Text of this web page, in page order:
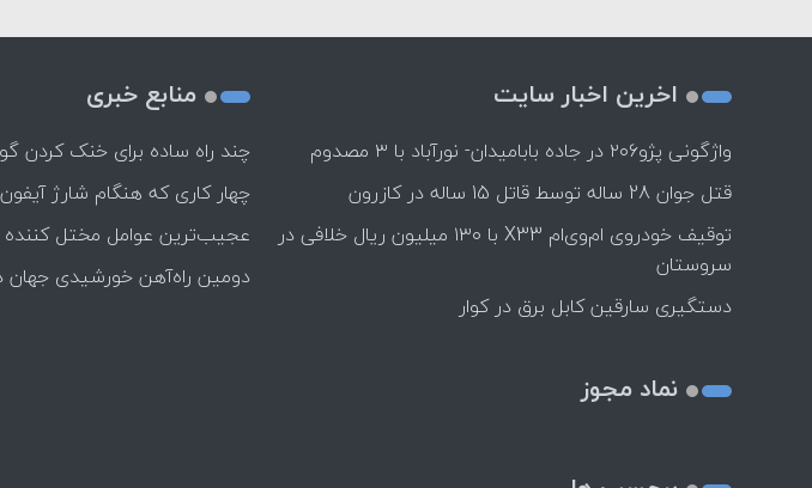
اخرین اخبار سایت
واژگونی پژو۲۰۶ در جاده بابامیدان- نورآباد با ۳ مصدوم
قتل جوان 28 ساله توسط قاتل 15 ساله در کازرون
توقیف خودروی ام‌وی‌ام X33 با ۱۳۰ میلیون ریال خلافی در
سروستان
دستگیری سارقین کابل برق در کوار
نماد مجوز
منابع خبری
چند راه‌ ساده برای خنک کردن
چهار کاری که هنگام شارژ
عجیب‌ترین عوامل مختل کننده
دومین راه‌آهن خورشیدی جهان